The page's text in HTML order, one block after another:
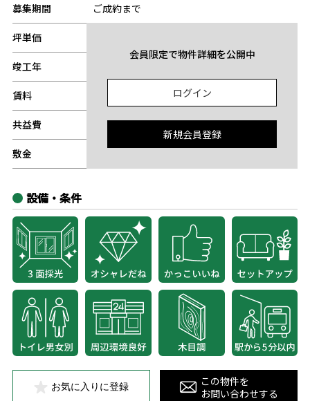
募集期間 ご成約まで
坪単価
竣工年
賃料
共益費
敷金
会員限定で物件詳細を公開中
ログイン
新規会員登録
設備・条件
お気に入りに登録
この物件を
お問い合わせする